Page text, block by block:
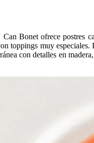
Bonet ofrece postres
toppings muy
con detalles en